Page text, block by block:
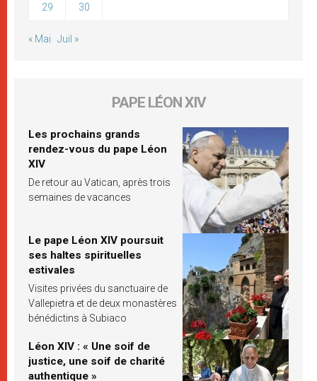
29 30
« Mai Juil »
PAPE LÉON XIV
Les prochains grands
rendez-vous du pape Léon
XIV
De retour au Vatican, après trois
semaines de vacances
Le pape Léon XIV poursuit
ses haltes spirituelles
estivales
Visites privées du sanctuaire de
Vallepietra et de deux monastères
bénédictins à Subiaco
Léon XIV : « Une soif de
justice, une soif de charité
authentique »